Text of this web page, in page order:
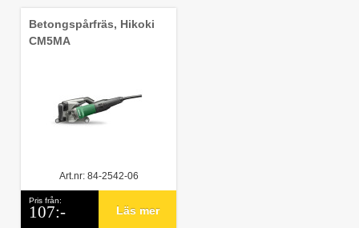
Betongspårfräs, Hikoki
CM5MA
Art.nr: 84-2542-06
Pris från:
107:- Läs mer